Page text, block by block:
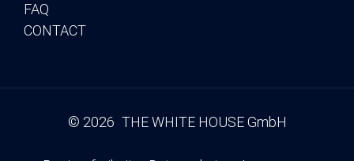
FAQ
CONTACT
© 2026 THE WHITE HOUSE GmbH